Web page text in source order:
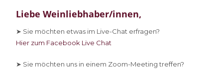
Liebe Weinliebhaber/innen,
➤ Sie möchten etwas im Live-Chat erfragen?
Hier zum Facebook Live Chat
➤ Sie möchten uns in einem Zoom-Meeting treffen?